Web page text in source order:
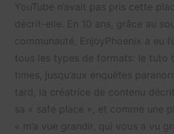
YouTube n’avait pas pris cette
décrit-elle. En 10 ans, grâce au
communauté, EnjoyPhoenix a eu
tous les types de formats: le tuto
times, jusqu’aux enquêtes
tard, la créatrice de contenu
sa « safe place », et comme une
« m’a vue grandir, qui vous a vu